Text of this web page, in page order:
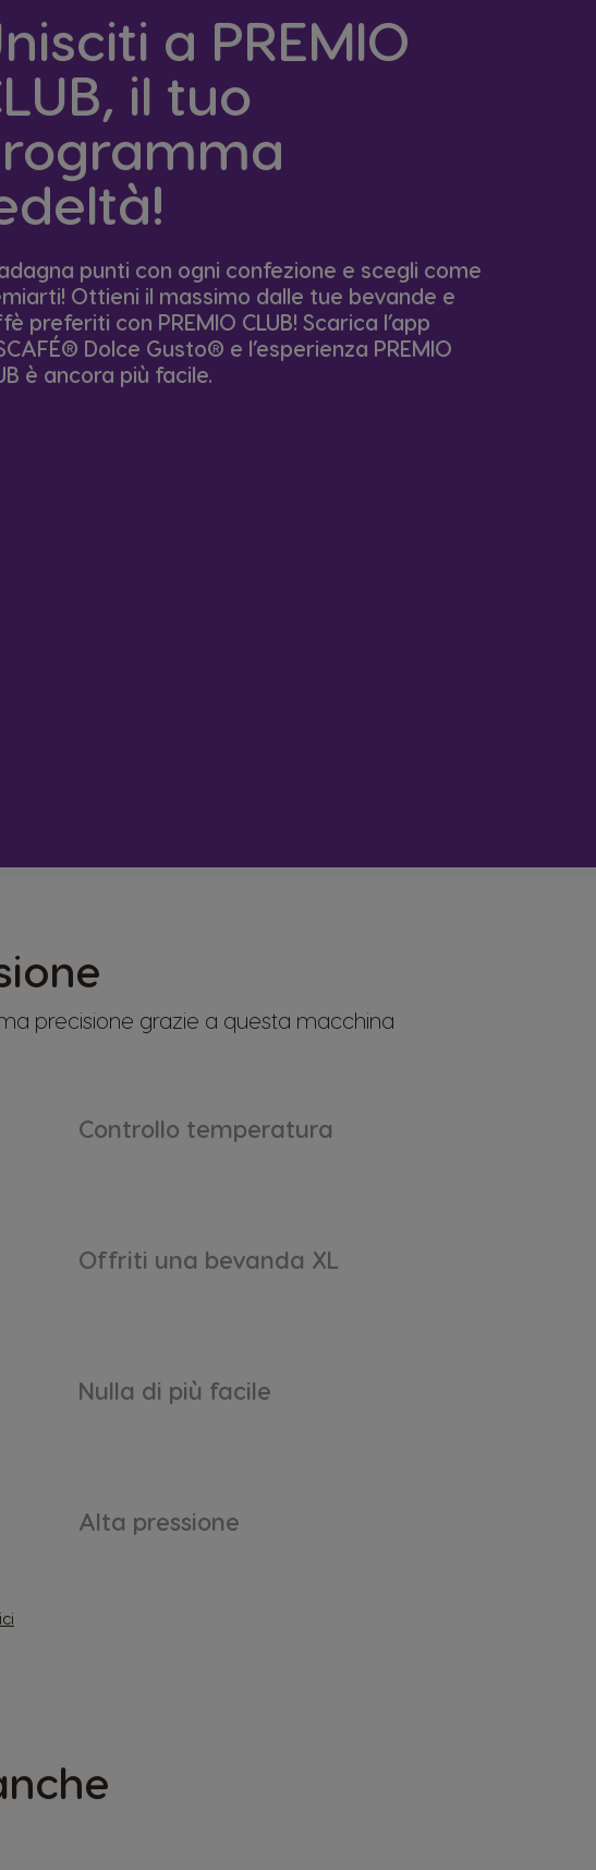
a PREMIO
il tuo
punti con ogni confezione e scegli come
Ottieni il massimo dalle tue bevande e
preferiti con PREMIO CLUB! Scarica l’app
Dolce Gusto® e l’esperienza PREMIO
è ancora più facile.
precisione grazie a questa macchina
Controllo temperatura
Offriti una bevanda XL
Nulla di più facile
Alta pressione